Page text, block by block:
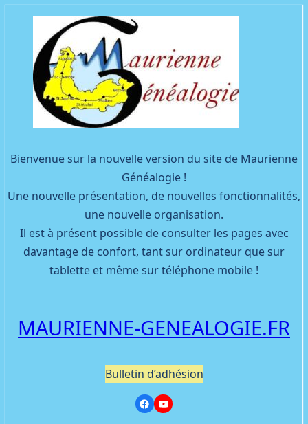
Bienvenue sur la nouvelle version du site de Maurienne
Généalogie !
Une nouvelle présentation, de nouvelles fonctionnalités,
une nouvelle organisation.
Il est à présent possible de consulter les pages avec
davantage de confort, tant sur ordinateur que sur
tablette et même sur téléphone mobile !
MAURIENNE-GENEALOGIE.FR
Bulletin d’adhésion
Facebook
YouTube